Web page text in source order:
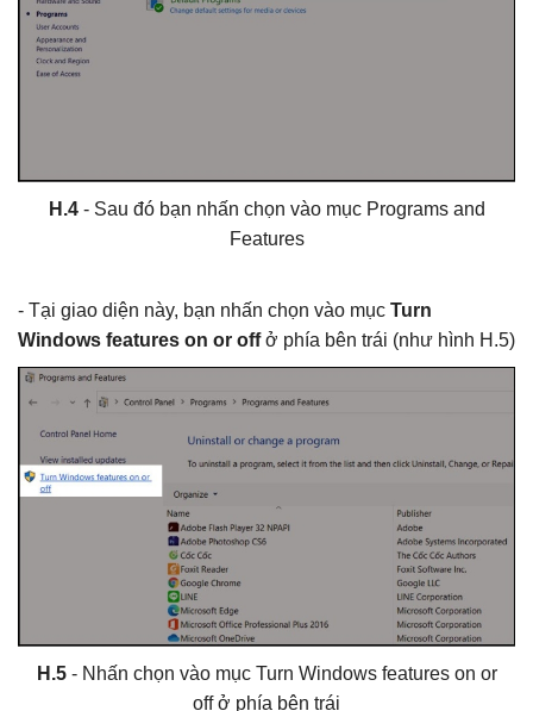
H.4- Sau đó bạn nhấn chọn vào mục Programs and
Features
- Tại giao diện này, bạn nhấn chọn vào mục Turn
Windows features on or offở phía bên trái (như hình H.5)
H.5- Nhấn chọn vào mục Turn Windows features on or
off ở phía bên trái